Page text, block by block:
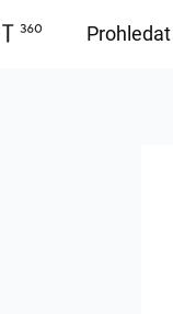
Prohledat